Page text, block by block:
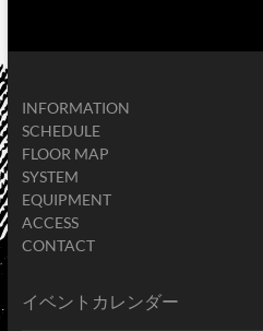
INFORMATION
SCHEDULE
FLOOR MAP
SYSTEM
EQUIPMENT
ACCESS
CONTACT
イベントカレンダー